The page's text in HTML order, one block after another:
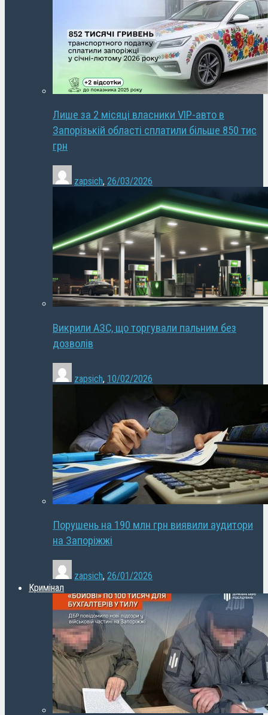
Лише за 2 місяці власники VIP-авто в
Запорізькій області сплатили більше 850 тис
грн
zapsich, 26/03/2026
Викрили АЗС, що торгували пальним без
дозволів
zapsich, 10/02/2026
Порушень на 190 млн грн виявили аудитори
на Запоріжжі
zapsich, 26/01/2026
Кримінал